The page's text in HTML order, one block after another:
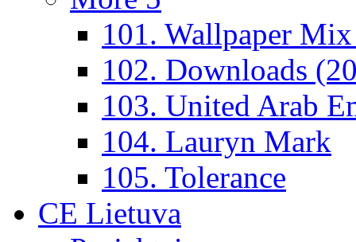
101. Wallpaper
102. Downloads
103. United Arab
104. Lauryn Mark
105. Tolerance
CE Lietuva